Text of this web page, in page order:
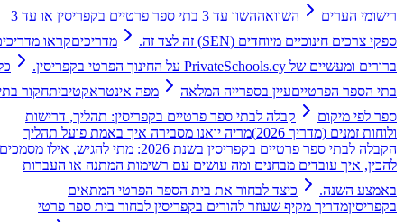
רישומי הערים השוואה
השוו עד 3 בתי ספר פרטיים בקפריסין או עד 3
ספקי צרכים חינוכיים מיוחדים (SEN) זה לצד זה.
מדריכיםקראו מדריכים
ברורים ומעשיים של PrivateSchools.cy על החינוך הפרטי בקפריסין.
כל
בתי הספר הפרטייםעיין בספרייה המלאה מפה אינטראקטיביתחקור בתי
ספר לפי מיקום
קבלה לבתי ספר פרטיים בקפריסין: תהליך, דרישות
ולוחות זמנים (מדריך 2026)
מריה יואנו מסבירה איך באמת פועל תהליך
הקבלה לבתי ספר פרטיים בקפריסין בשנת 2026: מתי להגיש, אילו מסמכים
להכין, איך עובדים מבחנים ומה עושים עם רשימות המתנה או העברות
באמצע השנה.
כיצד לבחור את בית הספר הפרטי המתאים
בקפריסיןמדריך מקיף שעוזר להורים בקפריסין לבחור בית ספר פרטי